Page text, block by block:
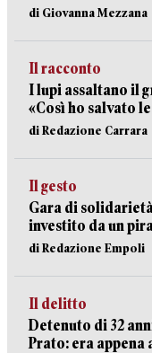
di Giovanna Mezzana
Il racconto
I lupi assaltano il
«Così ho salvato
di Redazione Carrara
Il gesto
Gara di solidarietà
investito da un
di Redazione Empoli
Il delitto
Detenuto di 32
Prato: era